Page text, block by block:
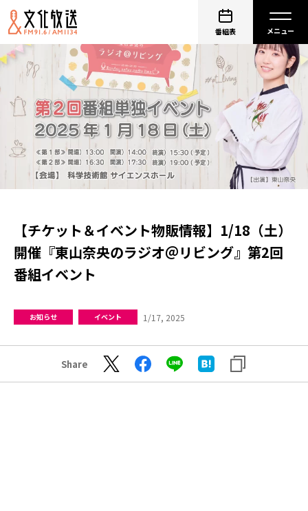
番組表
【チケット＆イベント物販情報】1/18（土）
開催『東山奈央のラジオ＠リビング』第2回
番組イベント
お知らせ イベント 1/17, 2025
Share